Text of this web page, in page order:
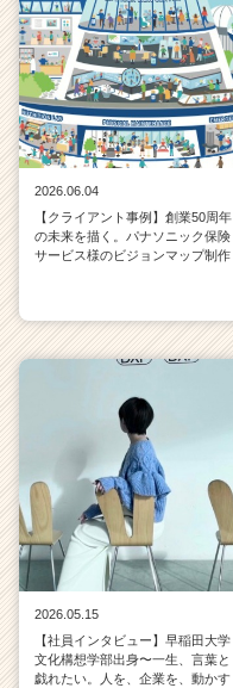
2026.06.04
【クライアント事例】創業50周年
の未来を描く。パナソニック保険
サービス様のビジョンマップ制作
2026.05.15
【社員インタビュー】早稲田大学
文化構想学部出身〜一生、言葉と
戯れたい。人を、企業を、動かす